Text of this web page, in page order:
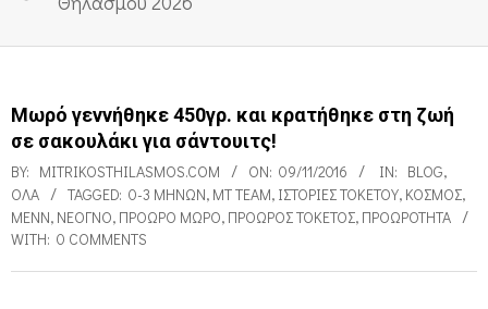
Μωρό γεννήθηκε 450γρ. και κρατήθηκε στη ζωή
σε σακουλάκι για σάντουιτς!
BY: MITRIKOSTHILASMOS.COM ON: 09/11/2016 IN: BLOG,
ΌΛΑ
TAGGED: 0-3 ΜΗΝΏΝ, MT TEAM, ΙΣΤΟΡΊΕΣ ΤΟΚΕΤΟΎ, ΚΌΣΜΟΣ,
ΜΕΝΝ, ΝΕΟΓΝΌ, ΠΡΌΩΡΟ ΜΩΡΌ, ΠΡΌΩΡΟΣ ΤΟΚΕΤΌΣ, ΠΡΟΩΡΌΤΗΤΑ
WITH: 0 COMMENTS